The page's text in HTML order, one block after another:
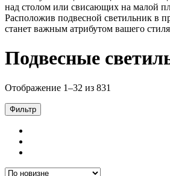
над столом или свисающих на малой
Расположив подвесной светильник в
станет важным атрибутом вашего
Подвесные
Отображение 1–32 из 831
Фильтр